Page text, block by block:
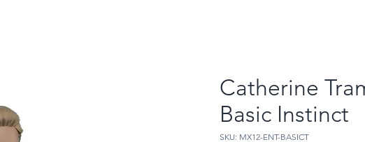
Catherine
Basic Instinct
SKU: MX12-ENT-BASICT